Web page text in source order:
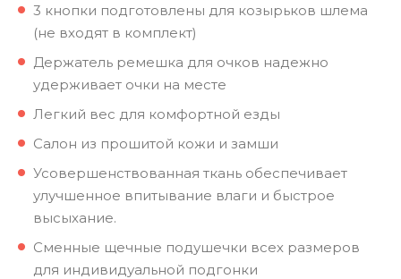
3 кнопки подготовлены для козырьков шлема
(не входят в комплект)
Держатель ремешка для очков надежно
удерживает очки на месте
Легкий вес для комфортной езды
Салон из прошитой кожи и замши
Усовершенствованная ткань обеспечивает
улучшенное впитывание влаги и быстрое
высыхание.
Сменные щечные подушечки всех размеров
для индивидуальной подгонки